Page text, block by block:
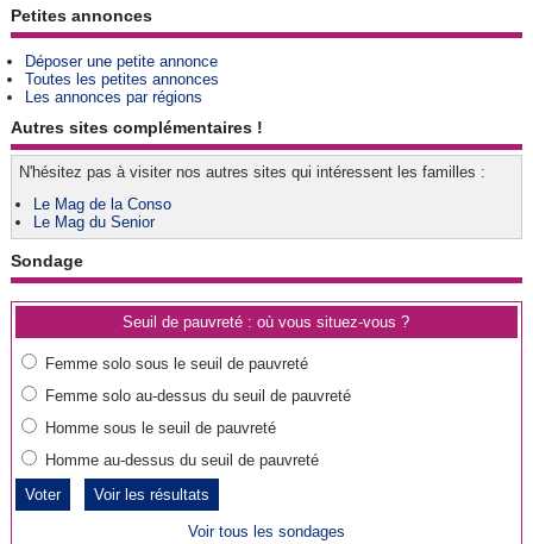
Petites annonces
Déposer une petite annonce
Toutes les petites annonces
Les annonces par régions
Autres sites complémentaires !
N'hésitez pas à visiter nos autres sites qui intéressent les familles :
Le Mag de la Conso
Le Mag du Senior
Sondage
Seuil de pauvreté : où vous situez-vous ?
Femme solo sous le seuil de pauvreté
Femme solo au-dessus du seuil de pauvreté
Homme sous le seuil de pauvreté
Homme au-dessus du seuil de pauvreté
Voir les résultats
Voir tous les sondages